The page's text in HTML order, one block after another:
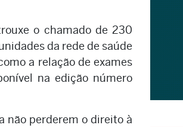
o chamado de 230
da rede de saúde
a relação de exames
na edição número
não perderem o direito à